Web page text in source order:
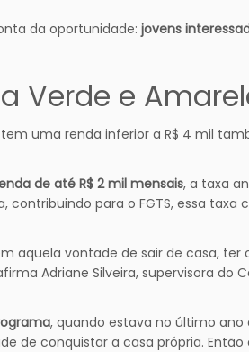
da oportunidade: jovens
Verde e
uma renda inferior a R$ 4 mil
de até R$ 2 mil mensais, a taxa
contribuindo para o FGTS, essa taxa
aquela vontade de sair de casa, ter
Adriane Silveira, supervisora do
, quando estava no último ano
de conquistar a casa própria.